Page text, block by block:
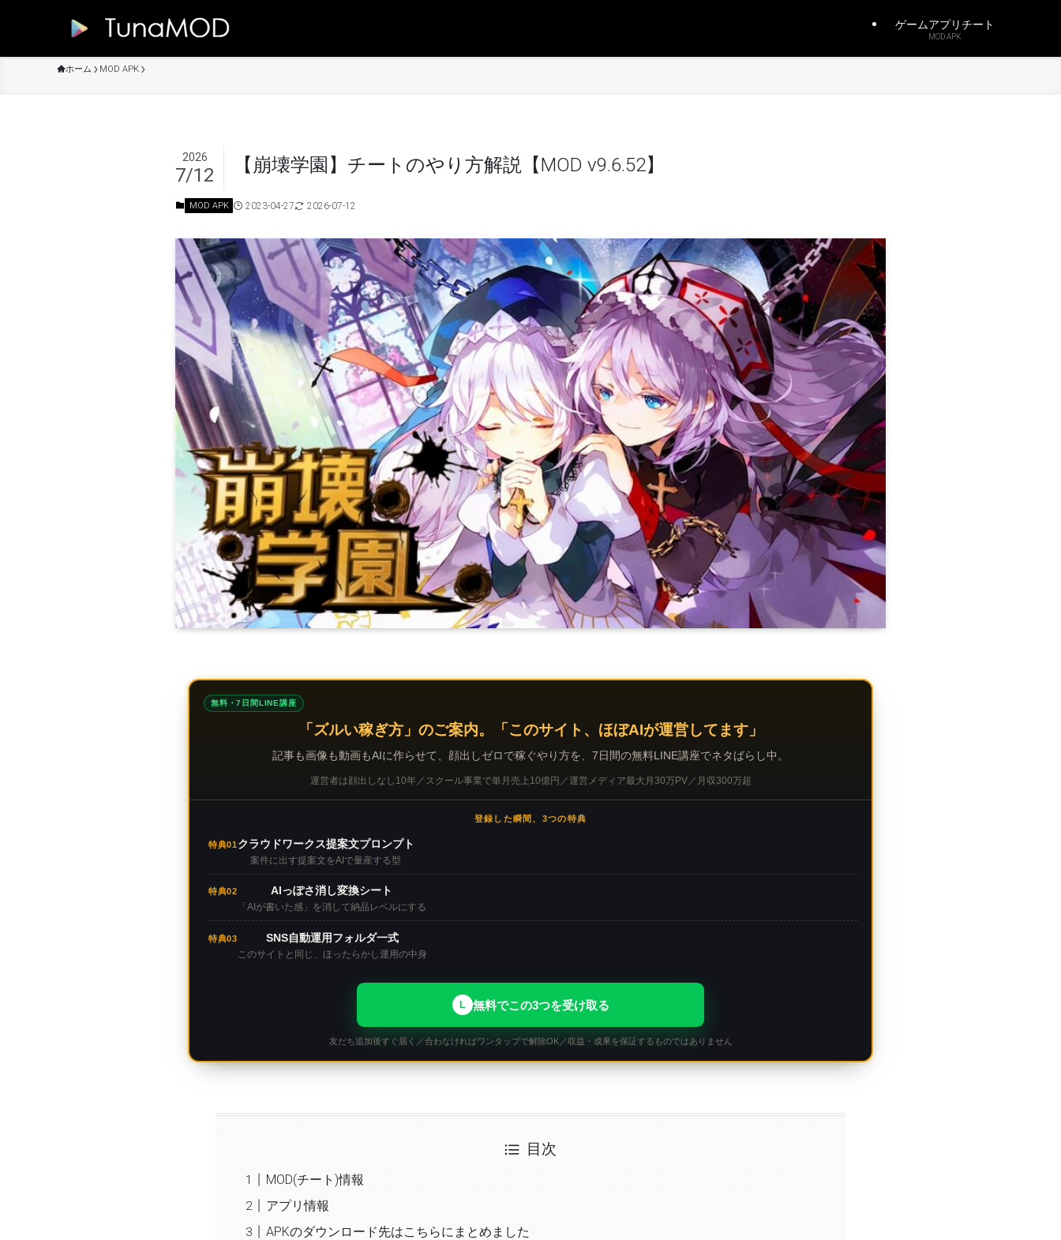
ゲームアプリチート
MOD APK
ホーム MOD APK
【崩壊学園】チートのやり方解説【MOD v9.6.52】
2026
7/12
MOD APK 2023-04-27 2026-07-12
無料・7日間LINE講座
「ズルい稼ぎ方」のご案内。「このサイト、ほぼAIが運営してます」
記事も画像も動画もAIに作らせて、顔出しゼロで稼ぐやり方を、7日間の無料LINE講座でネタばらし中。
運営者は顔出しなし10年／スクール事業で単月売上10億円／運営メディア最大月30万PV／月収300万超
登録した瞬間、3つの特典
特典01 クラウドワークス提案文プロンプト
案件に出す提案文をAIで量産する型
特典02 AIっぽさ消し変換シート
「AIが書いた感」を消して納品レベルにする
特典03 SNS自動運用フォルダ一式
このサイトと同じ、ほったらかし運用の中身
L 無料でこの3つを受け取る
友だち追加後すぐ届く／合わなければワンタップで解除OK／収益・成果を保証するものではありません
目次
MOD(チート)情報
アプリ情報
APKのダウンロード先はこちらにまとめました